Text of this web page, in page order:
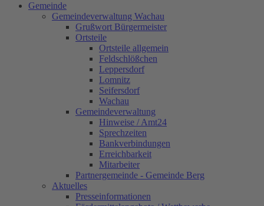
Gemeinde
Gemeindeverwaltung Wachau
Grußwort Bürgermeister
Ortsteile
Ortsteile allgemein
Feldschlößchen
Leppersdorf
Lomnitz
Seifersdorf
Wachau
Gemeindeverwaltung
Hinweise / Amt24
Sprechzeiten
Bankverbindungen
Erreichbarkeit
Mitarbeiter
Partnergemeinde - Gemeinde Berg
Aktuelles
Presseinformationen